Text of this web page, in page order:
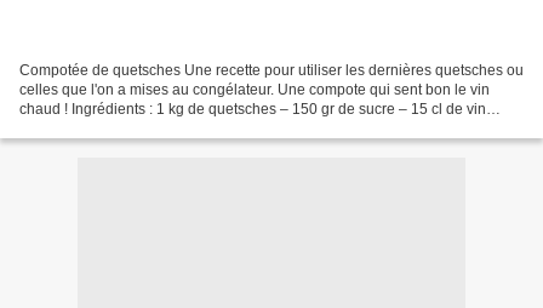
Compotée de quetsches Une recette pour utiliser les dernières quetsches ou
celles que l'on a mises au congélateur. Une compote qui sent bon le vin
chaud ! Ingrédients : 1 kg de quetsches – 150 gr de sucre – 15 cl de vin